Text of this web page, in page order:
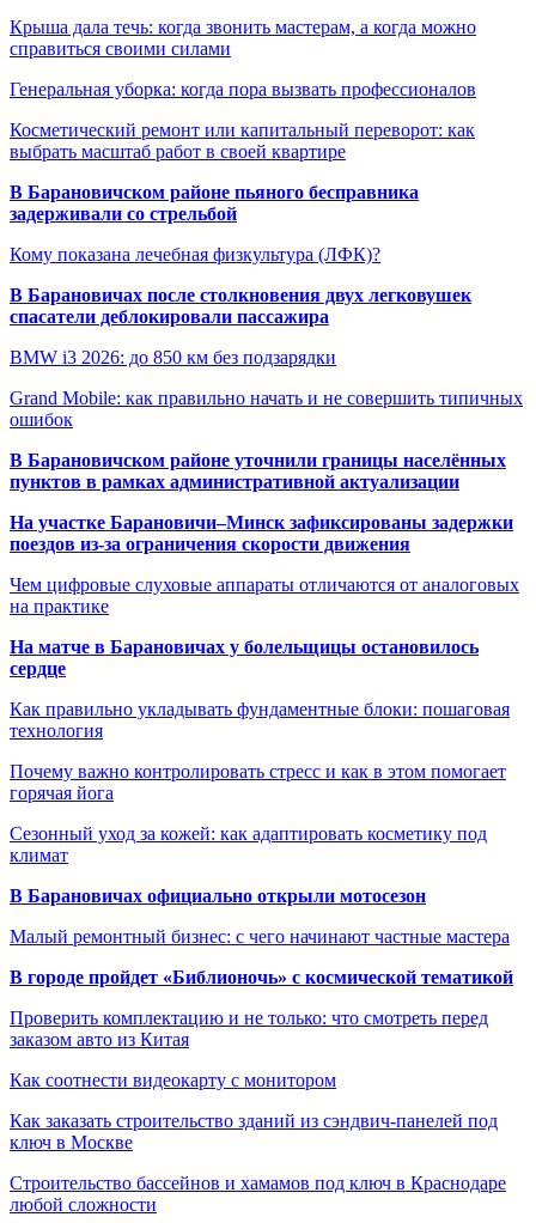
Крыша дала течь: когда звонить мастерам, а когда можно
справиться своими силами
Генеральная уборка: когда пора вызвать профессионалов
Косметический ремонт или капитальный переворот: как
выбрать масштаб работ в своей квартире
В Барановичском районе пьяного бесправника
задерживали со стрельбой
Кому показана лечебная физкультура (ЛФК)?
В Барановичах после столкновения двух легковушек
спасатели деблокировали пассажира
BMW i3 2026: до 850 км без подзарядки
Grand Mobile: как правильно начать и не совершить типичных
ошибок
В Барановичском районе уточнили границы населённых
пунктов в рамках административной актуализации
На участке Барановичи–Минск зафиксированы задержки
поездов из-за ограничения скорости движения
Чем цифровые слуховые аппараты отличаются от аналоговых
на практике
На матче в Барановичах у болельщицы остановилось
сердце
Как правильно укладывать фундаментные блоки: пошаговая
технология
Почему важно контролировать стресс и как в этом помогает
горячая йога
Сезонный уход за кожей: как адаптировать косметику под
климат
В Барановичах официально открыли мотосезон
Малый ремонтный бизнес: с чего начинают частные мастера
В городе пройдет «Библионочь» с космической тематикой
Проверить комплектацию и не только: что смотреть перед
заказом авто из Китая
Как соотнести видеокарту с монитором
Как заказать строительство зданий из сэндвич-панелей под
ключ в Москве
Строительство бассейнов и хамамов под ключ в Краснодаре
любой сложности